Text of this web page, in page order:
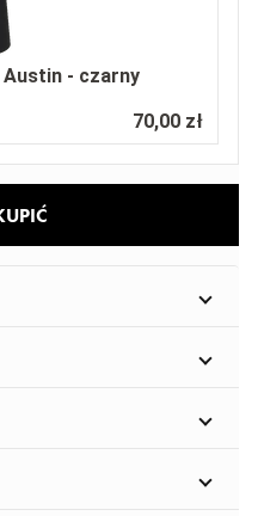
- czarny
70,00 zł